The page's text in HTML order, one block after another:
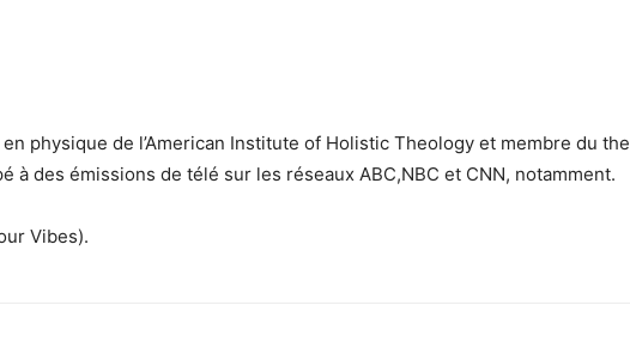
physique de l’American Institute of Holistic Theology et membre du the
des émissions de télé sur les réseaux ABC,NBC et CNN, notamment.
Vibes).